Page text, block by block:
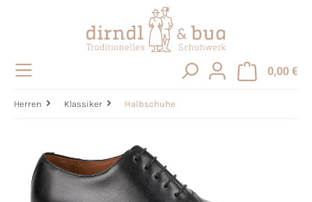
0,00 €
Herren Klassiker Halbschuhe